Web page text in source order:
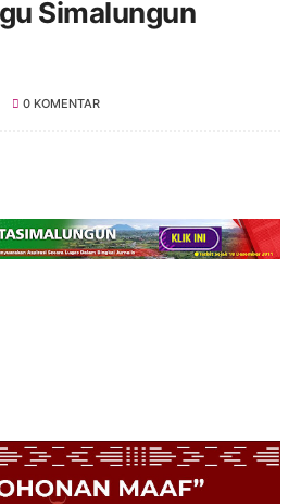
Simalungun
0 KOMENTAR